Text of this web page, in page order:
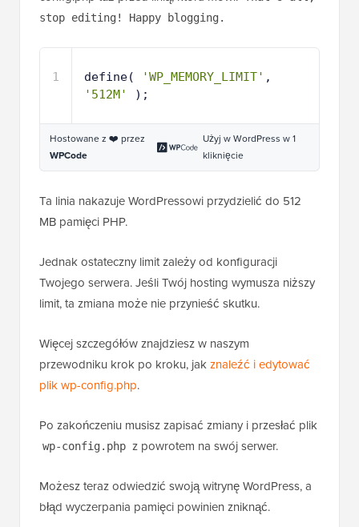
stop editing! Happy blogging.
1 define( 'WP_MEMORY_LIMIT'
'512M'
);
Hostowane z ❤️ przez
WPCode
Użyj w WordPress w 1
kliknięcie
Ta linia nakazuje WordPressowi przydzielić do 512
MB pamięci PHP.
Jednak ostateczny limit zależy od konfiguracji
Twojego serwera. Jeśli Twój hosting wymusza niższy
limit, ta zmiana może nie przynieść skutku.
Więcej szczegółów znajdziesz w naszym
przewodniku krok po kroku, jakznaleźć i edytować
plik wp-config.php.
Po zakończeniu musisz zapisać zmiany i przesłać plik
wp-config.php z powrotem na swój serwer.
Możesz teraz odwiedzić swoją witrynę WordPress, a
błąd wyczerpania pamięci powinien zniknąć.